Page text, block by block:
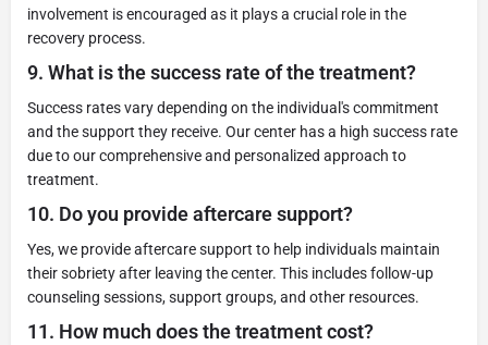
involvement is encouraged as it plays a crucial role in the
recovery process.
9. What is the success rate of the treatment?
Success rates vary depending on the individual's commitment
and the support they receive. Our center has a high success rate
due to our comprehensive and personalized approach to
treatment.
10. Do you provide aftercare support?
Yes, we provide aftercare support to help individuals maintain
their sobriety after leaving the center. This includes follow-up
counseling sessions, support groups, and other resources.
11. How much does the treatment cost?